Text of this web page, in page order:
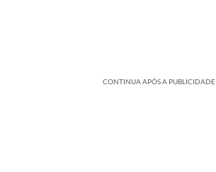
CONTINUA APÓS A PUBLICIDADE